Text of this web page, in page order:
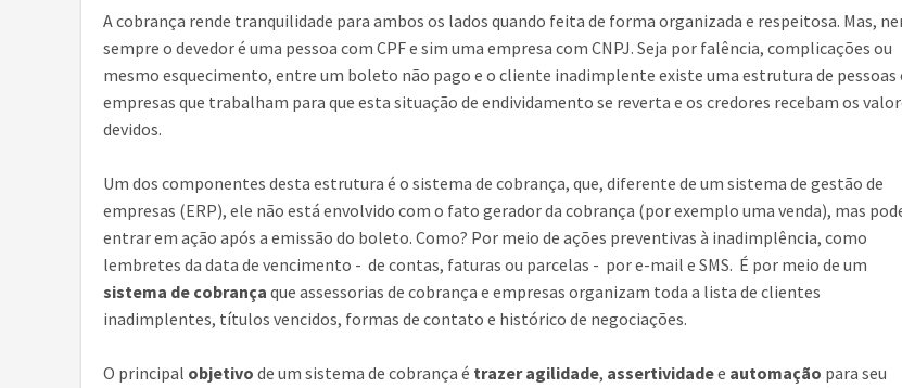
A cobrança rende tranquilidade para ambos os lados quando feita de forma organizada e respeitosa. Mas,
sempre o devedor é uma pessoa com CPF e sim uma empresa com CNPJ. Seja por falência, complicações ou
mesmo esquecimento, entre um boleto não pago e o cliente inadimplente existe uma estrutura de pessoas
empresas que trabalham para que esta situação de endividamento se reverta e os credores recebam os
devidos.
Um dos componentes desta estrutura é o sistema de cobrança, que, diferente de um sistema de gestão de
empresas (ERP), ele não está envolvido com o fato gerador da cobrança (por exemplo uma venda), mas
entrar em ação após a emissão do boleto. Como? Por meio de ações preventivas à inadimplência, como
lembretes da data de vencimento - de contas, faturas ou parcelas - por e-mail e SMS. É por meio de um
sistema de cobrança que assessorias de cobrança e empresas organizam toda a lista de clientes
inadimplentes, títulos vencidos, formas de contato e histórico de negociações.
O principal objetivo de um sistema de cobrança é trazer agilidade, assertividadee automação para seu